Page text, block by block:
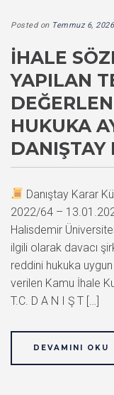
Posted on Temmuz 6, 2026
İHALE
YAPILAN
HUKUKA
DANIŞTAY
Danıştay Karar
2022/64 –
Halisdemir
ilgili olarak davacı
reddini hukuka
verilen Kamu İhale
T.C. D A N I Ş T […]
DEVAMINI OKU